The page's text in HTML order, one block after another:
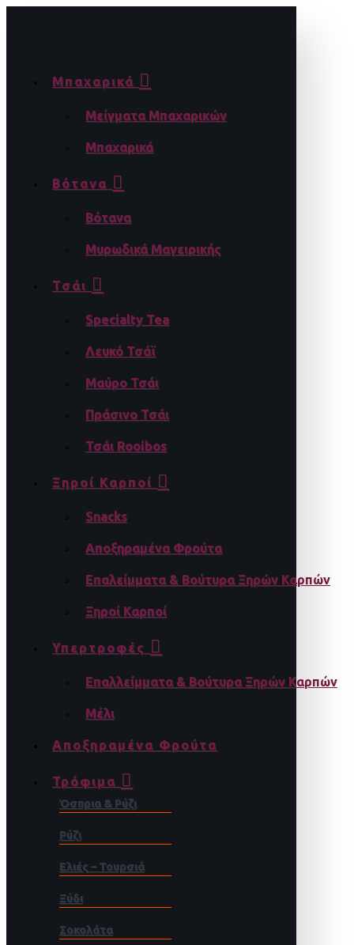
Μπαχαρικά
Μείγματα Μπαχαρικών
Μπαχαρικά
Βότανα
Βότανα
Μυρωδικά Μαγειρικής
Τσάι
Specialty Tea
Λευκό Τσάϊ
Μαύρο Τσάι
Πράσινο Τσάι
Τσάι Rooibos
Ξηροί Καρποί
Snacks
Αποξηραμένα Φρούτα
Επαλείμματα & Βούτυρα Ξηρών Καρπών
Ξηροί Καρποί
Υπερτροφές
Επαλλείμματα & Βούτυρα Ξηρών Καρπών
Μέλι
Αποξηραμένα Φρούτα
Τρόφιμα
Όσπρια & Ρύζι
Ρύζι
Ελιές – Τουρσιά
Ξύδι
Σοκολάτα